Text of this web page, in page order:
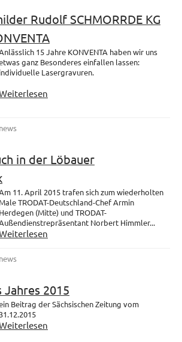
Rudolf SCHMORRDE KG
15 Jahre KONVENTA haben wir uns
ganz Besonderes einfallen lassen:
individuelle Lasergravuren.
in der Löbauer
11. April 2015 trafen sich zum wiederholten
Male TRODAT-Deutschland-Chef Armin
Herdegen (Mitte) und TRODAT-
Norbert Himmler...
Jahres 2015
Beitrag der Sächsischen Zeitung vom
31.12.2015